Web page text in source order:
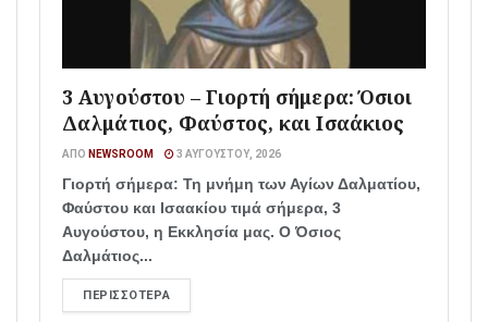
3 Αυγούστου – Γιορτή σήμερα: Όσιοι
Δαλμάτιος, Φαύστος, και Ισαάκιος
ΑΠΌ NEWSROOM 3 ΑΥΓΟΎΣΤΟΥ, 2026
Γιορτή σήμερα: Τη μνήμη των Αγίων Δαλματίου,
Φαύστου και Ισαακίου τιμά σήμερα, 3
Αυγούστου, η Εκκλησία μας. Ο Όσιος
Δαλμάτιος...
ΠΕΡΙΣΣΌΤΕΡΑ